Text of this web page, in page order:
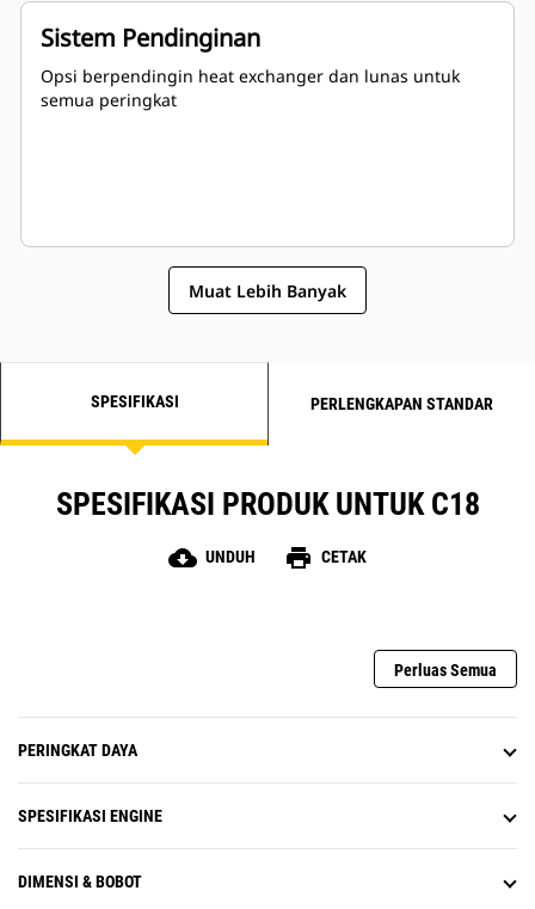
Sistem Pendinginan
Opsi berpendingin heat exchanger dan lunas untuk
semua peringkat
Muat Lebih Banyak
SPESIFIKASI PERLENGKAPAN STANDAR
SPESIFIKASI PRODUK UNTUK C18
cloud_download UNDUH print CETAK
Perluas Semua
PERINGKAT DAYA
SPESIFIKASI ENGINE
DIMENSI & BOBOT